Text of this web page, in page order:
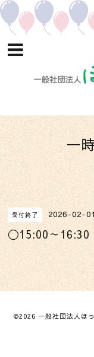
一
受付終了 2026-02-
〇15:00～16:30
©2026 一般社団法人ほ